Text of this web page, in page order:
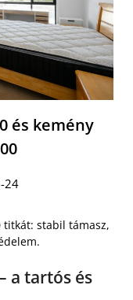
és kemény
24
titkát: stabil támasz,
a tartós és